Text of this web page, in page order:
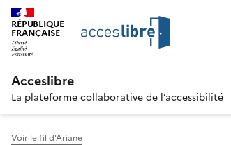
RÉPUBLIQUE
FRANÇAISE
Acceslibre
La plateforme collaborative de l’accessibilité
Voir le fil d'Ariane